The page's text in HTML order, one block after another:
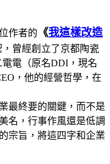
作者的 《我這樣改造
曾經創立了京都陶瓷
電（原名DDI，現名
，他的經營哲學，在
終要的關鍵，而不是
名，行事作風還是低調
宗旨，將這四字和企業